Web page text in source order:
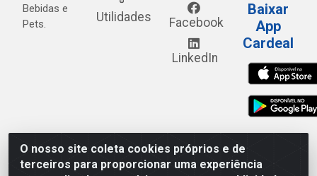
O nosso site coleta cookies próprios e de
terceiros para proporcionar uma experiência
Bebidas e
Pets.
Utilidades Facebook
LinkedIn
Baixar
App
Cardeal
Cardeal Distribuidora - Estrada Alto do Moura, 582 - Alto
do Moura - Caruaru/PE - CEP 55.040-120 - CNPJ